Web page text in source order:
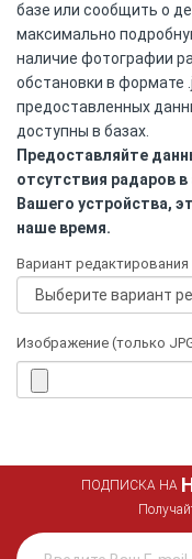
базе или сообщить о
максимально
наличие фотографии
обстановки в формате
предоставленных
доступны в базах.
Предоставляйте
отсутствия радаров
Вашего устройства,
наше время.
Вариант редактирования
Изображение (только
ПОДПИСКА НА